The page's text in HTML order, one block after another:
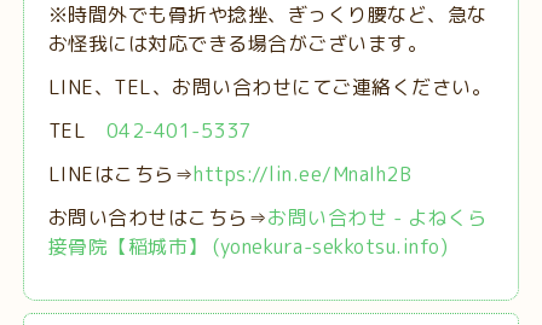
※時間外でも骨折や捻挫、ぎっくり腰など、急な
お怪我には対応できる場合がございます。
LINE、TEL、お問い合わせにてご連絡ください。
TEL 042-401-5337
LINEはこちら⇒https://lin.ee/MnaIh2B
お問い合わせはこちら⇒お問い合わせ - よねくら
接骨院【稲城市】 (yonekura-sekkotsu.info)